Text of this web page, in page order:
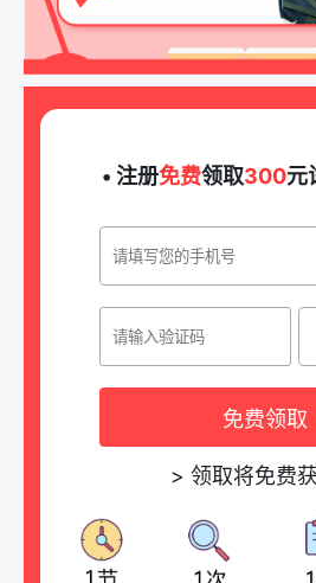
• 注册免费领取300元
免费领取
> 领取将免费